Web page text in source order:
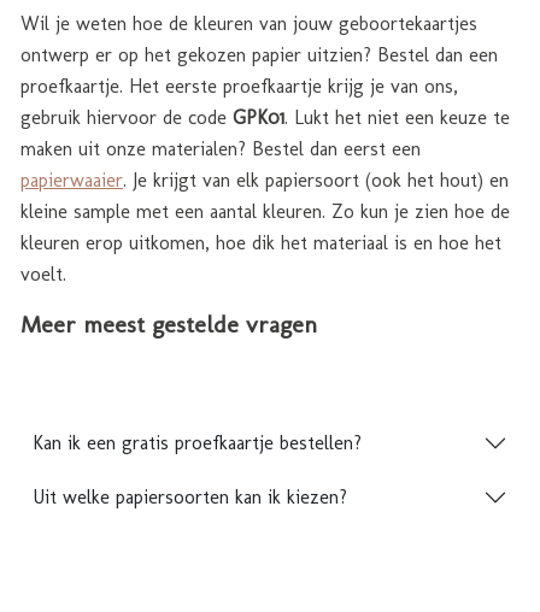
Wil je weten hoe de kleuren van jouw geboortekaartjes
ontwerp er op het gekozen papier uitzien? Bestel dan een
proefkaartje. Het eerste proefkaartje krijg je van ons,
gebruik hiervoor de code GPK01. Lukt het niet een keuze te
maken uit onze materialen? Bestel dan eerst een
papierwaaier. Je krijgt van elk papiersoort (ook het hout) en
kleine sample met een aantal kleuren. Zo kun je zien hoe de
kleuren erop uitkomen, hoe dik het materiaal is en hoe het
voelt.
Meer meest gestelde vragen
Kan ik een gratis proefkaartje bestellen?
Uit welke papiersoorten kan ik kiezen?